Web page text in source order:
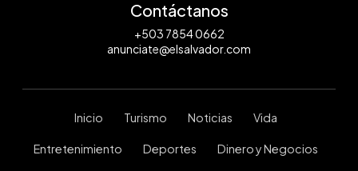
Contáctanos
+503 7854 0662
anunciate@elsalvador.com
Inicio Turismo Noticias Vida
Entretenimiento Deportes Dinero y Negocios